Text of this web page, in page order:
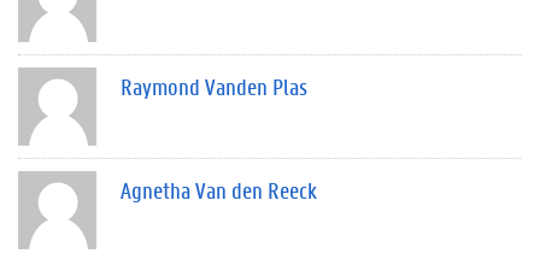
Raymond Vanden Plas
Agnetha Van den Reeck